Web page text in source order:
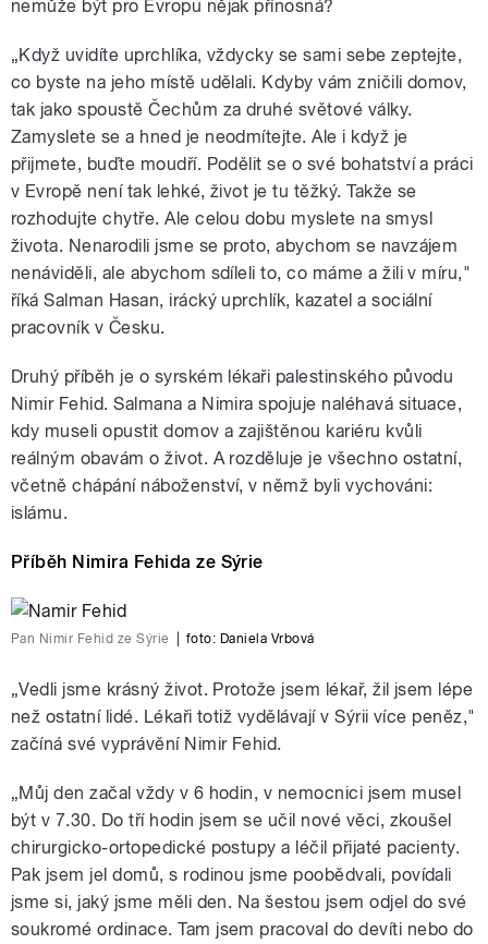
nemůže být pro Evropu nějak přínosná?
„Když uvidíte uprchlíka, vždycky se sami sebe zeptejte,
co byste na jeho místě udělali. Kdyby vám zničili domov,
tak jako spoustě Čechům za druhé světové války.
Zamyslete se a hned je neodmítejte. Ale i když je
přijmete, buďte moudří. Podělit se o své bohatství a práci
v Evropě není tak lehké, život je tu těžký. Takže se
rozhodujte chytře. Ale celou dobu myslete na smysl
života. Nenarodili jsme se proto, abychom se navzájem
nenáviděli, ale abychom sdíleli to, co máme a žili v míru,"
říká Salman Hasan, irácký uprchlík, kazatel a sociální
pracovník v Česku.
Druhý příběh je o syrském lékaři palestinského původu
Nimir Fehid. Salmana a Nimira spojuje naléhavá situace,
kdy museli opustit domov a zajištěnou kariéru kvůli
reálným obavám o život. A rozděluje je všechno ostatní,
včetně chápání náboženství, v němž byli vychováni:
islámu.
Příběh Nimira Fehida ze Sýrie
Pan Nimir Fehid ze Sýrie foto: Daniela Vrbová
„Vedli jsme krásný život. Protože jsem lékař, žil jsem lépe
než ostatní lidé. Lékaři totiž vydělávají v Sýrii více peněz,"
začíná své vyprávění Nimir Fehid.
„Můj den začal vždy v 6 hodin, v nemocnici jsem musel
být v 7.30. Do tří hodin jsem se učil nové věci, zkoušel
chirurgicko-ortopedické postupy a léčil přijaté pacienty.
Pak jsem jel domů, s rodinou jsme poobědvali, povídali
jsme si, jaký jsme měli den. Na šestou jsem odjel do své
soukromé ordinace. Tam jsem pracoval do devíti nebo do